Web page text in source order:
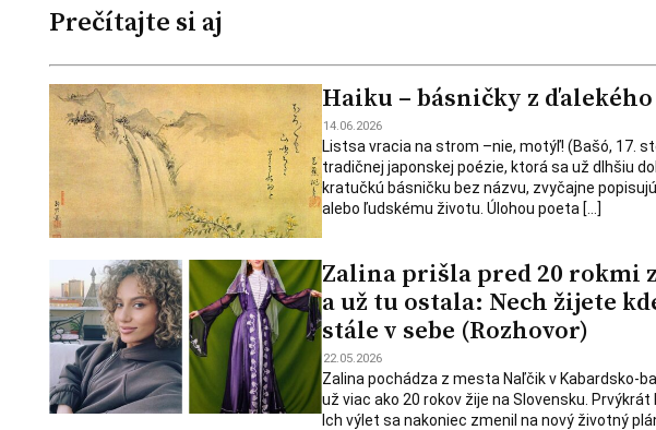
Prečítajte si aj
Haiku – básničky z ďalekého
14.06.2026
Listsa vracia na strom –nie, motýľ! (Bašó, 17.
tradičnej japonskej poézie, ktorá sa už dlhšiu
kratučkú básničku bez názvu, zvyčajne
alebo ľudskému životu. Úlohou poeta […]
Zalina prišla pred 20 rokmi
a už tu ostala: Nech žijete
stále v sebe (Rozhovor)
22.05.2026
Zalina pochádza z mesta Naľčik v Kabardsko-
už viac ako 20 rokov žije na Slovensku.
Ich výlet sa nakoniec zmenil na nový životný